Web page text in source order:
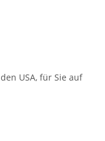
USA, für Sie auf